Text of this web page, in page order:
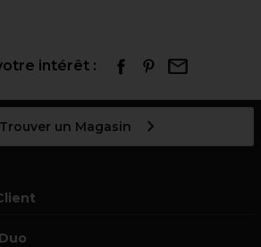
intérêt :
Trouver un Magasin